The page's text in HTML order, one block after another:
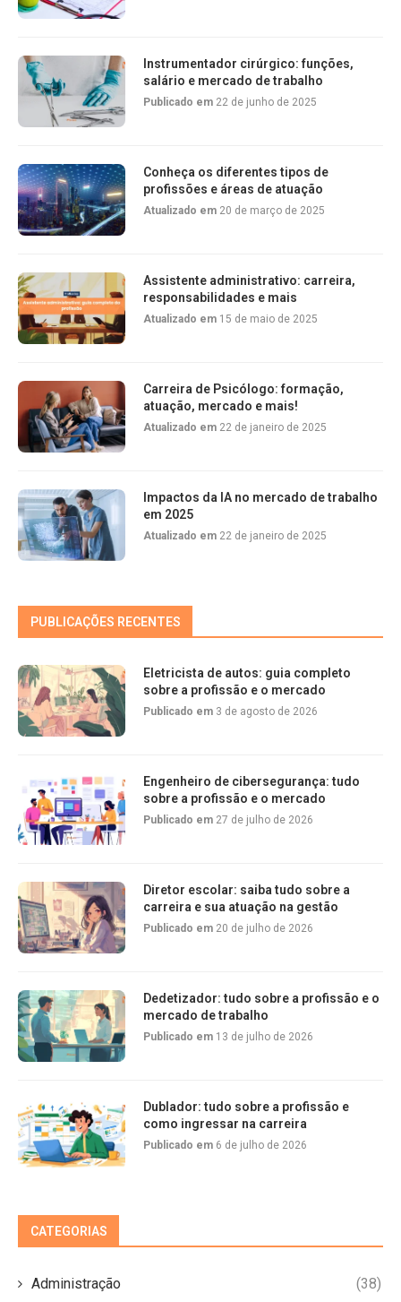
Instrumentador cirúrgico: funções,
salário e mercado de trabalho
Publicado em 22 de junho de 2025
Conheça os diferentes tipos de
profissões e áreas de atuação
Atualizado em 20 de março de 2025
Assistente administrativo: carreira,
responsabilidades e mais
Atualizado em 15 de maio de 2025
Carreira de Psicólogo: formação,
atuação, mercado e mais!
Atualizado em 22 de janeiro de 2025
Impactos da IA no mercado de trabalho
em 2025
Atualizado em 22 de janeiro de 2025
PUBLICAÇÕES RECENTES
Eletricista de autos: guia completo
sobre a profissão e o mercado
Publicado em 3 de agosto de 2026
Engenheiro de cibersegurança: tudo
sobre a profissão e o mercado
Publicado em 27 de julho de 2026
Diretor escolar: saiba tudo sobre a
carreira e sua atuação na gestão
Publicado em 20 de julho de 2026
Dedetizador: tudo sobre a profissão e o
mercado de trabalho
Publicado em 13 de julho de 2026
Dublador: tudo sobre a profissão e
como ingressar na carreira
Publicado em 6 de julho de 2026
CATEGORIAS
Administração (38)